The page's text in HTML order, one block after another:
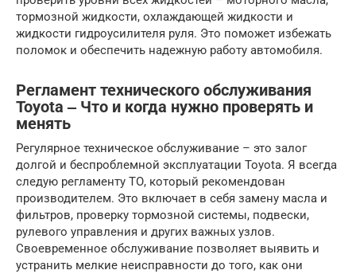
тормозной жидкости, охлаждающей жидкости и
жидкости гидроусилителя руля. Это поможет избежать
поломок и обеспечить надежную работу автомобиля.
Регламент технического обслуживания
Toyota ‒ Что и когда нужно проверять и
менять
Регулярное техническое обслуживание – это залог
долгой и беспроблемной эксплуатации Toyota. Я всегда
следую регламенту ТО, который рекомендован
производителем. Это включает в себя замену масла и
фильтров, проверку тормозной системы, подвески,
рулевого управления и других важных узлов.
Своевременное обслуживание позволяет выявить и
устранить мелкие неисправности до того, как они